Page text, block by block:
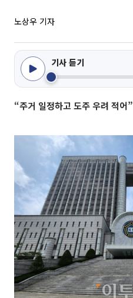
노상우 기자
기사 듣기
“주거 일정하고 도주 우려 적어”